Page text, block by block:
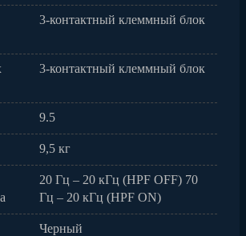
3-контактный клеммный блок
3-контактный клеммный блок
9.5
9,5 кг
20 Гц – 20 кГц (HPF OFF) 70
Гц – 20 кГц (HPF ON)
Черный